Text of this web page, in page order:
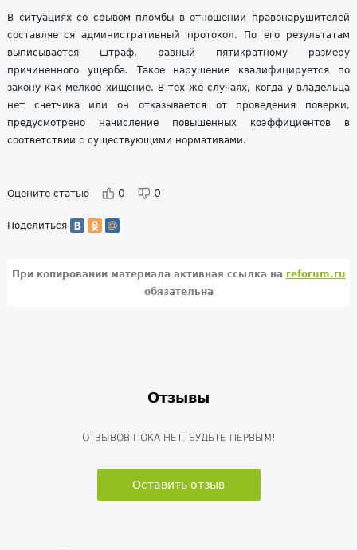
В ситуациях со срывом пломбы в отношении правонарушителей
составляется административный протокол. По его результатам
выписывается штраф, равный пятикратному размеру
причиненного ущерба. Такое нарушение квалифицируется по
закону как мелкое хищение. В тех же случаях, когда у владельца
нет счетчика или он отказывается от проведения поверки,
предусмотрено начисление повышенных коэффициентов в
соответствии с существующими нормативами.
Оцените статью 0 0
Поделиться
При копировании материала активная ссылка на reforum.ru
обязательна
Отзывы
ОТЗЫВОВ ПОКА НЕТ. БУДЬТЕ ПЕРВЫМ!
Оставить отзыв